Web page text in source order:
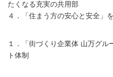
たくなる充実の共用部
４．「住まう方の安心と安全」
１．「街づくり企業体 山万グル
ト体制